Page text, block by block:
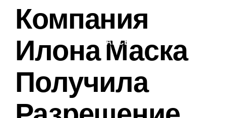
ФИНАНСЫ
Компания
Илона Маска
Получила